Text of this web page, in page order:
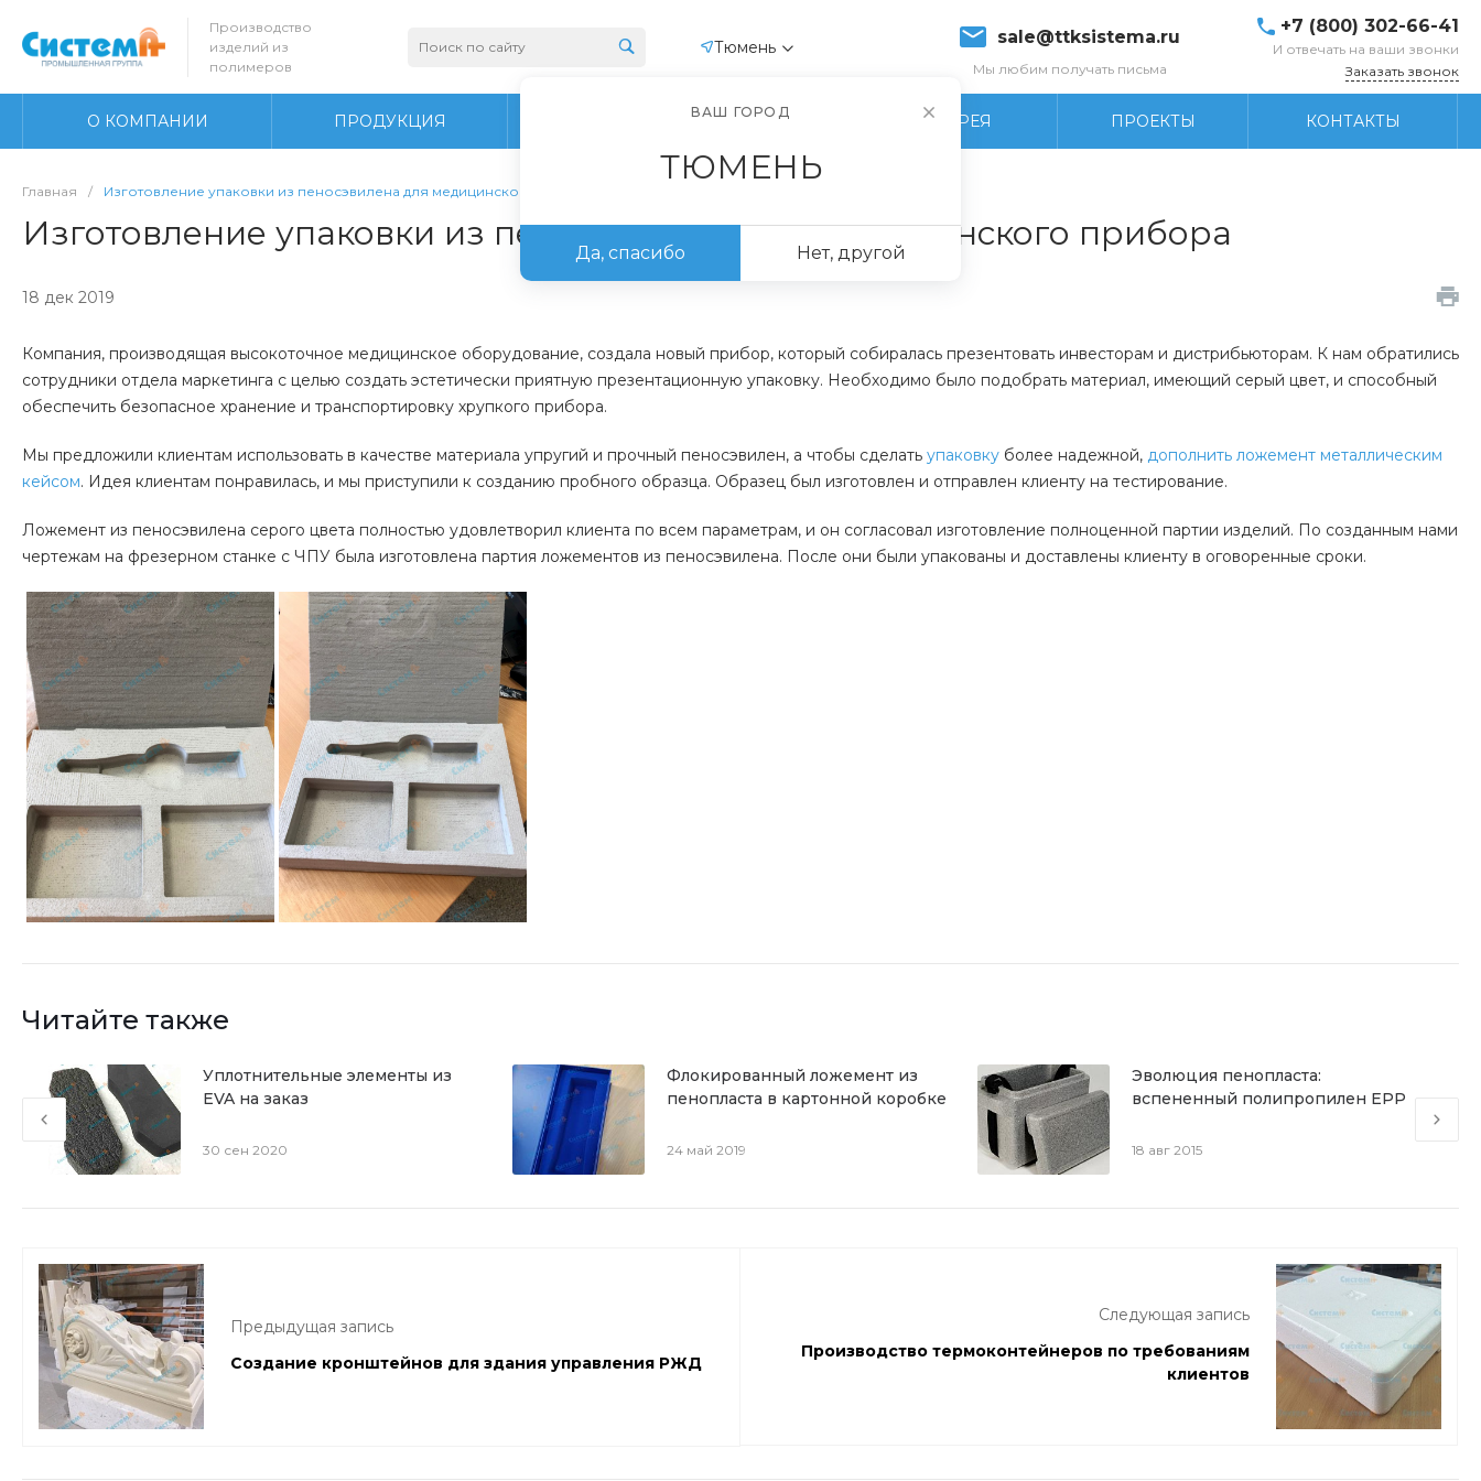
Производство
изделий из
полимеров
Тюмень sale@ttksistema.ru
Мы любим получать письма
+7 (800) 302-66-41
И отвечать на ваши звонки
Заказать звонок
О КОМПАНИИ ПРОДУКЦИЯ ПРОИЗВОДСТВО ФОТОГАЛЕРЕЯ ПРОЕКТЫ КОНТАКТЫ
Главная / Изготовление упаковки из пеносэвилена для медицинского прибора
Изготовление упаковки из пеносэвилена для медицинского прибора
18 дек 2019
Компания, производящая высокоточное медицинское оборудование, создала новый прибор, который собиралась презентовать инвесторам и дистрибьюторам. К нам обратились
сотрудники отдела маркетинга с целью создать эстетически приятную презентационную упаковку. Необходимо было подобрать материал, имеющий серый цвет, и способный
обеспечить безопасное хранение и транспортировку хрупкого прибора.
Мы предложили клиентам использовать в качестве материала упругий и прочный пеносэвилен, а чтобы сделать упаковку более надежной, дополнить ложемент металлическим
кейсом. Идея клиентам понравилась, и мы приступили к созданию пробного образца. Образец был изготовлен и отправлен клиенту на тестирование.
Ложемент из пеносэвилена серого цвета полностью удовлетворил клиента по всем параметрам, и он согласовал изготовление полноценной партии изделий. По созданным нами
чертежам на фрезерном станке с ЧПУ была изготовлена партия ложементов из пеносэвилена. После они были упакованы и доставлены клиенту в оговоренные сроки.
Читайте также
Уплотнительные элементы из
EVA на заказ
30 сен 2020
Флокированный ложемент из
пенопласта в картонной коробке
24 май 2019
Эволюция пенопласта:
вспененный полипропилен EPP
18 авг 2015
Предыдущая запись
Создание кронштейнов для здания управления РЖД
Следующая запись
Производство термоконтейнеров по требованиям
клиентов
ВАШ ГОРОД
ТЮМЕНЬ
Да, спасибо Нет, другой